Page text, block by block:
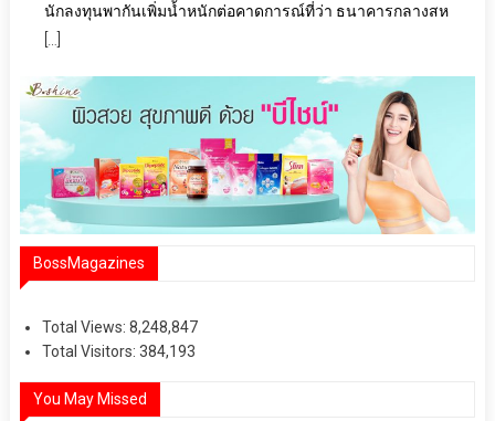
นักลงทุนพากันเพิ่มน้ำหนักต่อคาดการณ์ที่ว่า ธนาคารกลางสห
BossMagazines
Total Views: 8,248,847
Total Visitors: 384,193
You May Missed